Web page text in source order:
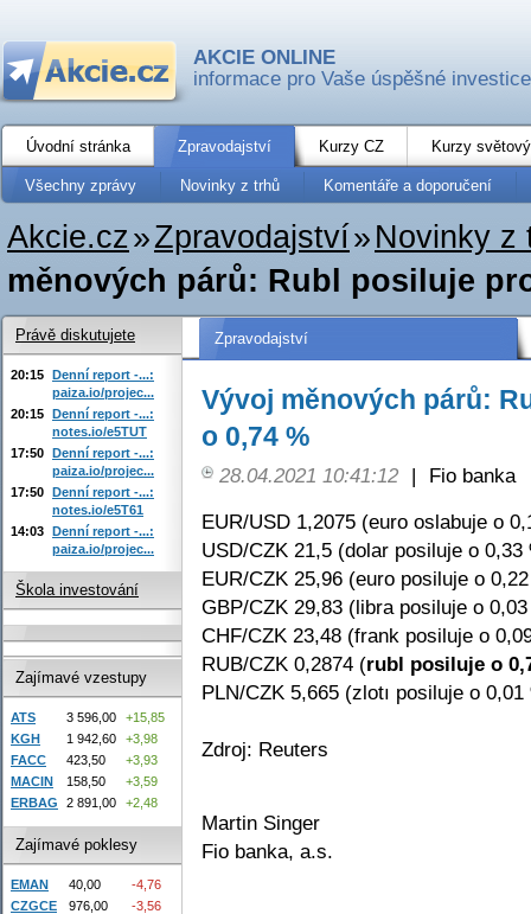
AKCIE ONLINE
informace pro Vaše úspěšné investice
Úvodní stránka Zpravodajství Kurzy CZ Kurzy
Všechny zprávy Novinky z trhů Komentáře a doporučení
Akcie.cz»Zpravodajství» Novinky z
měnových párů: Rubl posiluje
Zpravodajství
Vývoj měnových párů:
o 0,74 %
28.04.2021 10:41:12 |
Fio banka
EUR/USD 1,2075 (euro oslabuje o
USD/CZK 21,5 (dolar posiluje o 0,33
EUR/CZK 25,96 (euro posiluje o
GBP/CZK 29,83 (libra posiluje o
CHF/CZK 23,48 (frank posiluje o
RUB/CZK 0,2874 (rubl posiluje o
PLN/CZK 5,665 (zlotı posiluje o 0,01
Zdroj: Reuters
Martin Singer
Fio banka, a.s.
Právě diskutujete
20:15 Denní report -...:
paiza.io/projec...
20:15 Denní report -...:
notes.io/e5TUT
17:50 Denní report -...:
paiza.io/projec...
17:50 Denní report -...:
notes.io/e5T61
14:03 Denní report -...:
paiza.io/projec...
Škola investování
Zajímavé vzestupy
ATS 3 596,00
+15,85
KGH
1 942,60
+3,98
FACC
423,50
+3,93
MACIN
158,50
+3,59
ERBAG
2 891,00 +2,48
Zajímavé poklesy
EMAN 40,00
-4,76
CZGCE
976,00
-3,56